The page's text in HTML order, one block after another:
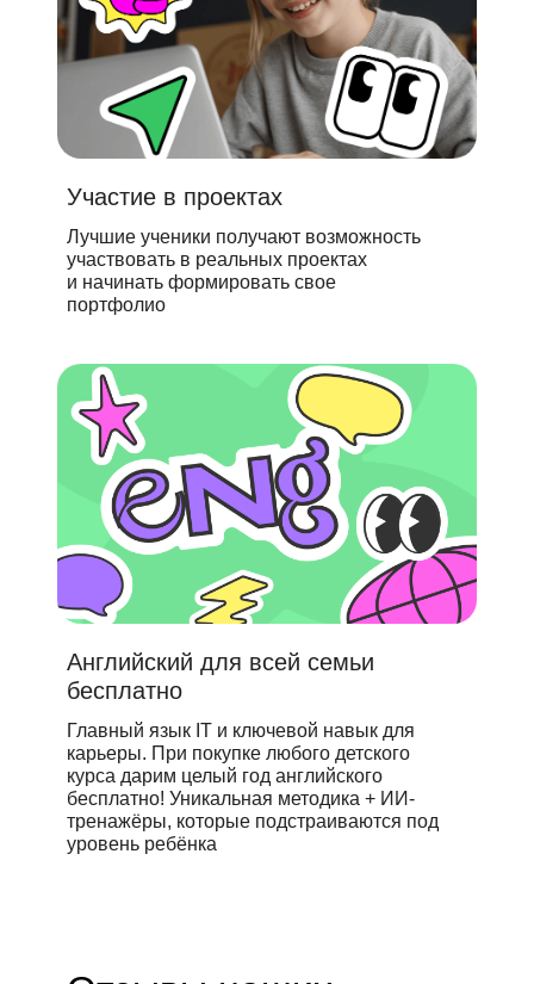
Участие в проектах
Лучшие ученики получают возможность
участвовать в реальных проектах
и начинать формировать свое
портфолио
Английский для всей семьи
бесплатно
Главный язык IT и ключевой навык для
карьеры. При покупке любого детского
курса дарим целый год английского
бесплатно! Уникальная методика + ИИ-
тренажёры, которые подстраиваются под
уровень ребёнка